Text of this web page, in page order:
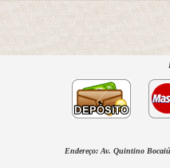
Endereço: Av. Quintino